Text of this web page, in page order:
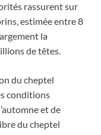
rassurent sur
estimée entre 8
la
de têtes.
du cheptel
conditions
et de
du cheptel